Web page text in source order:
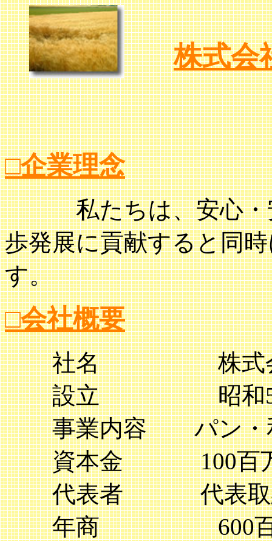
株式
□企業理念
私たちは、安心・安
歩発展に貢献すると同
す。
□会社概要
社名 株式会社
設立 昭和56年
事業内容 パン・和
資本金 100百
代表者 代表取締
年商 600百